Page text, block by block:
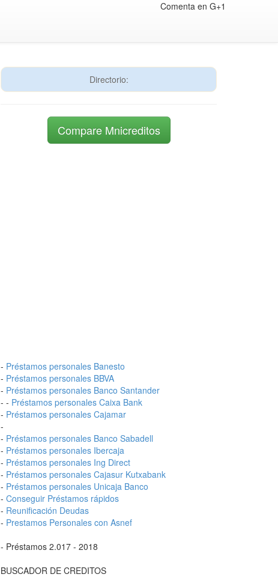
Comenta en G+1
Directorio:
Compare Mnicreditos
- Préstamos personales Banesto
- Préstamos personales BBVA
- Préstamos personales Banco Santander
- - Préstamos personales Caixa Bank
- Préstamos personales Cajamar
-
- Préstamos personales Banco Sabadell
- Préstamos personales Ibercaja
- Préstamos personales Ing Direct
- Préstamos personales Cajasur Kutxabank
- Préstamos personales Unicaja Banco
- Conseguir Préstamos rápidos
- Reunificación Deudas
- Prestamos Personales con Asnef
- Préstamos 2.017 - 2018
BUSCADOR DE CREDITOS